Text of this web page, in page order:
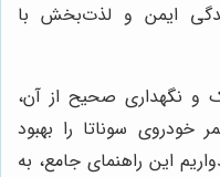
ایمن و لذت‌بخش با
و نگهداری صحیح از آن،
خودروی سوناتا را بهبود
این راهنمای جامع، به